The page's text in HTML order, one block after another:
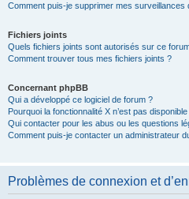
Comment puis-je supprimer mes surveillances
Fichiers joints
Quels fichiers joints sont autorisés sur ce
Comment trouver tous mes fichiers joints ?
Concernant phpBB
Qui a développé ce logiciel de forum ?
Pourquoi la fonctionnalité X n’est pas disponible
Qui contacter pour les abus ou les questions
Comment puis-je contacter un administrateur
Problèmes de connexion et